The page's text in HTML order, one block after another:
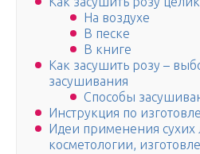
На воздухе
В песке
В книге
Как засушить розу –
засушивания
Способы
Инструкция по
Идеи применения сухих
косметологии,